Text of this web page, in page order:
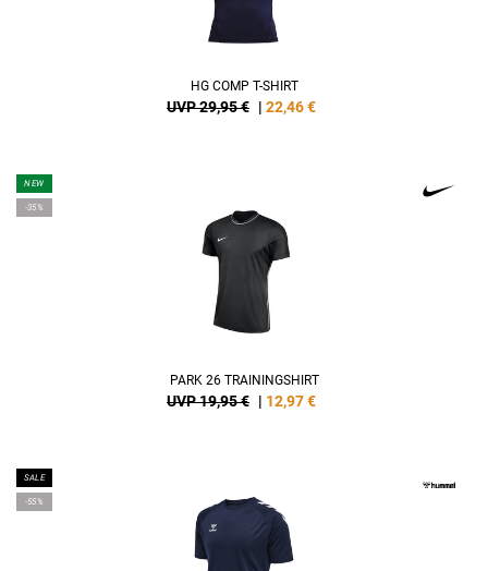
HG COMP T-SHIRT
UVP 29,95 € | 22,46€
NEW
-35%
PARK 26 TRAININGSHIRT
UVP 19,95 € | 12,97€
SALE
-55%